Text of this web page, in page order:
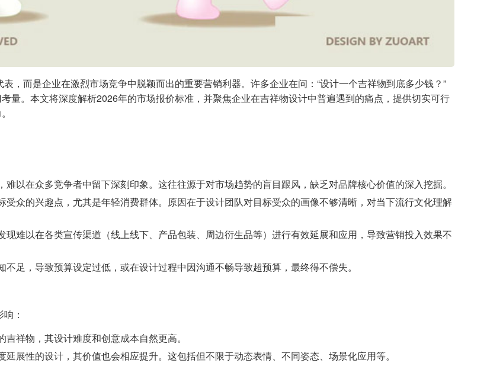
，而是企业在激烈市场竞争中脱颖而出的重要营销利器。许多企业在问：“设计一个吉祥物到底多少钱？”
量。本文将深度解析2026年的市场报价标准，并聚焦企业在吉祥物设计中普遍遇到的痛点，提供切实可行
以在众多竞争者中留下深刻印象。这往往源于对市场趋势的盲目跟风，缺乏对品牌核心价值的深入挖掘。
受众的兴趣点，尤其是年轻消费群体。原因在于设计团队对目标受众的画像不够清晰，对当下流行文化理解
现难以在各类宣传渠道（线上线下、产品包装、周边衍生品等）进行有效延展和应用，导致营销投入效果不
足，导致预算设定过低，或在设计过程中因沟通不畅导致超预算，最终得不偿失。
：
祥物，其设计难度和创意成本自然更高。
展性的设计，其价值也会相应提升。这包括但不限于动态表情、不同姿态、场景化应用等。